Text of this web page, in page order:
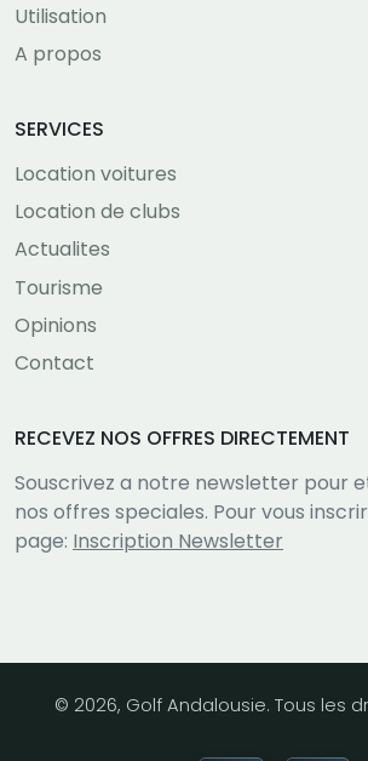
Utilisation
A propos
SERVICES
Location voitures
Location de clubs
Actualites
Tourisme
Opinions
Contact
RECEVEZ NOS OFFRES DIRECTEMENT
Souscrivez a notre newsletter pour
nos offres speciales. Pour vous
page: Inscription Newsletter
© 2026, Golf Andalousie. Tous les